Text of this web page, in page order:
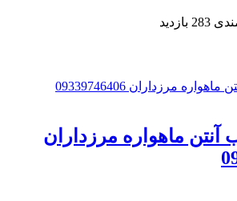
283 بازدید
آنتن ماهواره مرزداران